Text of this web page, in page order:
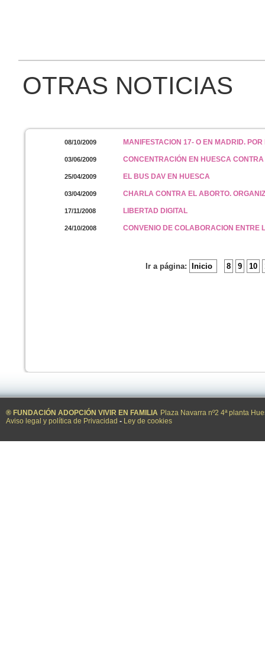
OTRAS NOTICIAS
08/10/2009 MANIFESTACION 17- O EN MADRID.
03/06/2009 CONCENTRACIÓN EN HUESCA
25/04/2009 EL BUS DAV EN HUESCA
03/04/2009 CHARLA CONTRA EL ABORTO.
17/11/2008 LIBERTAD DIGITAL
24/10/2008 CONVENIO DE COLABORACION ENTRE
Ir a página: Inicio 8 9 10
® FUNDACIÓN ADOPCIÓN VIVIR EN FAMILIA Plaza Navarra nº2 4ª planta
Aviso legal y política de Privacidad - Ley de cookies